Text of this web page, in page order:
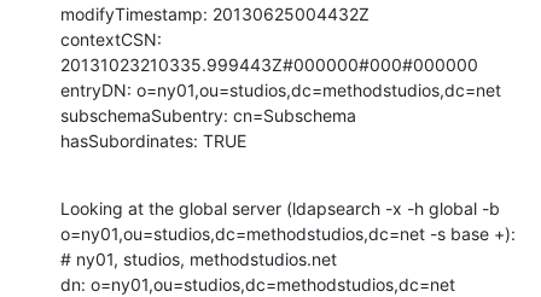
modifyTimestamp: 20130625004432Z
contextCSN:
20131023210335.999443Z#000000#000#000000
entryDN: o=ny01,ou=studios,dc=methodstudios,dc=net
subschemaSubentry: cn=Subschema
hasSubordinates: TRUE
Looking at the global server (ldapsearch -x -h global -b
o=ny01,ou=studios,dc=methodstudios,dc=net -s base +):
# ny01, studios, methodstudios.net
dn: o=ny01,ou=studios,dc=methodstudios,dc=net